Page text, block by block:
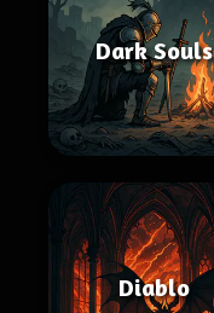
Dark Souls
Diablo